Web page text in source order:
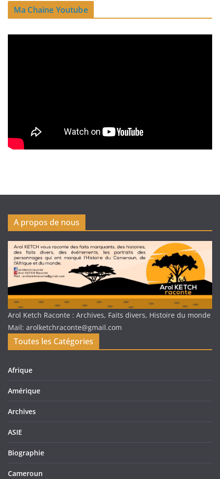
Ma Chaine Youtube
A propos de nous
Arol Ketch Raconte : Archives, Faits divers, Histoire du monde
Mail: arolketchraconte@gmail.com
Toutes les Catégories
Afrique
Amérique
Archives
ASIE
Biographie
Cameroun